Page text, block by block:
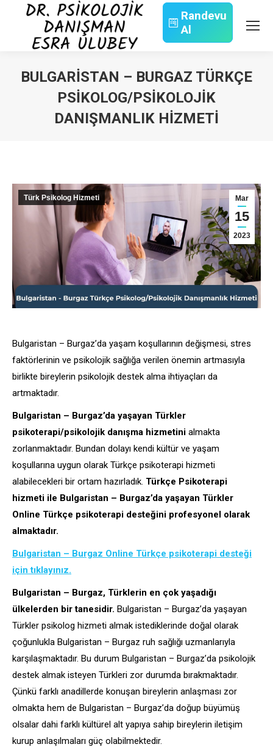
Randevu
Al
BULGARISTAN – BURGAZ TÜRKÇE
PSIKOLOG/PSIKOLOJIK
DANIŞMANLIK HIZMETI
Mar
15
2023
Türk Psikolog Hizmeti
Bulgaristan – Burgaz’da yaşam koşullarının değişmesi, stres
faktörlerinin ve psikolojik sağlığa verilen önemin artmasıyla
birlikte bireylerin psikolojik destek alma ihtiyaçları da
artmaktadır.
Bulgaristan – Burgaz’da yaşayan Türkler
psikoterapi/psikolojik danışma hizmetini almakta
zorlanmaktadır. Bundan dolayı kendi kültür ve yaşam
koşullarına uygun olarak Türkçe psikoterapi hizmeti
alabilecekleri bir ortam hazırladık. Türkçe Psikoterapi
hizmeti ile Bulgaristan – Burgaz’da yaşayan Türkler
Online Türkçe psikoterapi desteğini profesyonel olarak
almaktadır.
Bulgaristan – Burgaz Online Türkçe psikoterapi desteği
için tıklayınız.
Bulgaristan – Burgaz, Türklerin en çok yaşadığı
ülkelerden bir tanesidir. Bulgaristan – Burgaz’da yaşayan
Türkler psikolog hizmeti almak istediklerinde doğal olarak
çoğunlukla Bulgaristan – Burgaz ruh sağlığı uzmanlarıyla
karşılaşmaktadır. Bu durum Bulgaristan – Burgaz’da psikolojik
destek almak isteyen Türkleri zor durumda bırakmaktadır.
Çünkü farklı anadillerde konuşan bireylerin anlaşması zor
olmakta hem de Bulgaristan – Burgaz’da doğup büyümüş
olsalar dahi farklı kültürel alt yapıya sahip bireylerin iletişim
kurup anlaşılmaları güç olabilmektedir.